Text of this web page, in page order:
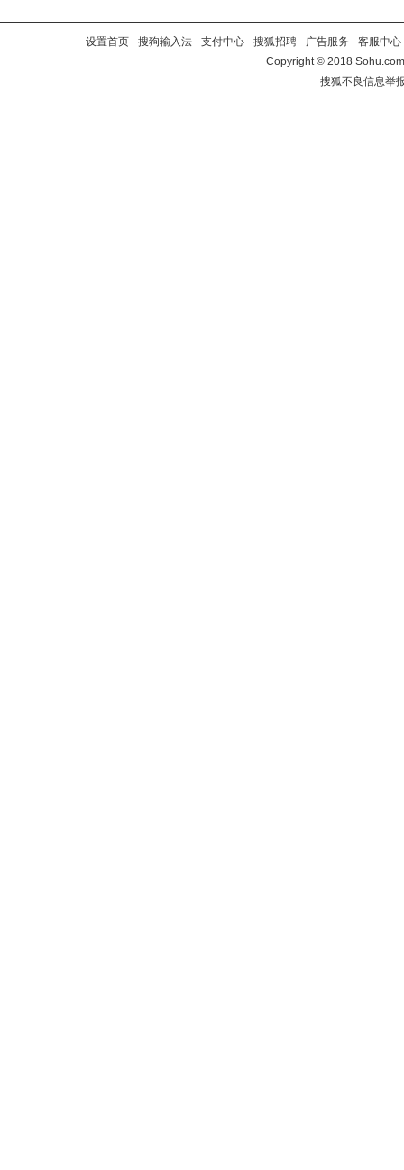
设置首页 - 搜狗输入法 - 支付中心 - 搜狐招聘 - 广告服务 - 客服中心
Copyright©2018
搜狐不良信息举